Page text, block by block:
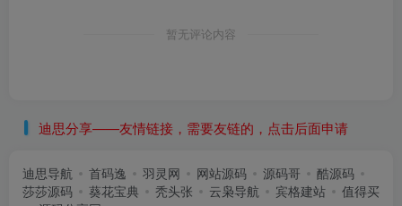
暂无评论内容
迪思分享——友情链接，需要友链的，点击后面申请
迪思导航 首码逸 羽灵网 网站源码 源码哥
酷源码
莎莎源码
葵花宝典 秃头张 云枭导航 宾格建站
值得买